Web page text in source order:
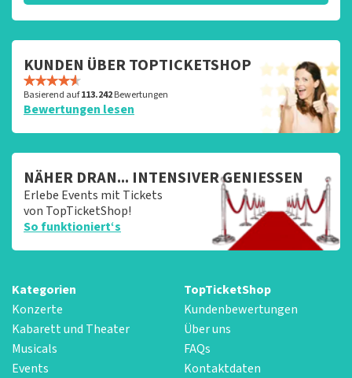
KUNDEN ÜBER TOPTICKETSHOP
Basierend auf113.242Bewertungen
Bewertungen lesen
NÄHER DRAN... INTENSIVER GENIESSEN
Erlebe Events mit Tickets
von TopTicketShop!
So funktioniert‘s
Kategorien
Konzerte
Kabarett und Theater
Musicals
Events
TopTicketShop
Kundenbewertungen
Über uns
FAQs
Kontaktdaten